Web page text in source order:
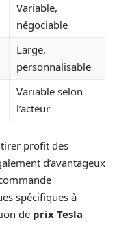
Variable,
négociable
Large,
personnalisable
Variable selon
l’acteur
profit des
d’avantageux
spécifiques à
de prix Tesla